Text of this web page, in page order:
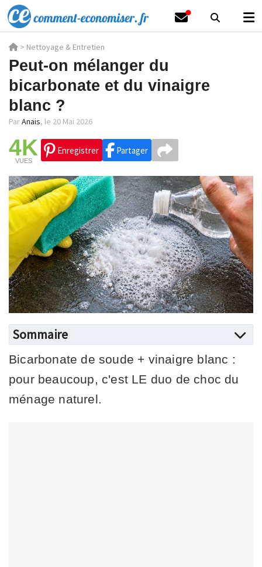
> Nettoyage & Entretien
Peut-on mélanger du
bicarbonate et du vinaigre
blanc ?
ParAnais, le 20 Mai 2026
4K
VUES
Enregistrer Partager
Sommaire
Bicarbonate de soude + vinaigre blanc :
pour beaucoup, c'est LE duo de choc du
ménage naturel.